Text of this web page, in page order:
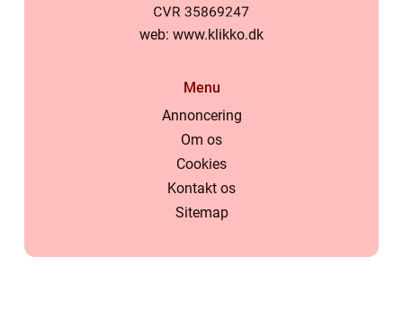
web: www.klikko.dk
Menu
Annoncering
Om os
Cookies
Kontakt os
Sitemap